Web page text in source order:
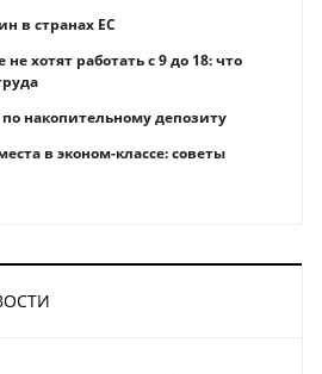
в странах ЕС
хотят работать с 9 до 18: что
накопительному депозиту
в эконом-классе: советы